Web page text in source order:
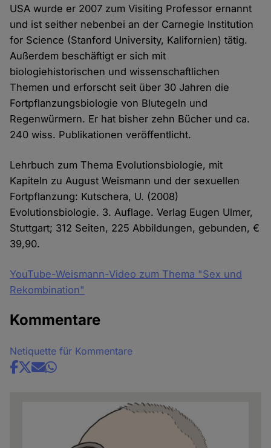
USA wurde er 2007 zum Visiting Professor ernannt
und ist seither nebenbei an der Carnegie Institution
for Science (Stanford University, Kalifornien) tätig.
Außerdem beschäftigt er sich mit
biologiehistorischen und wissenschaftlichen
Themen und erforscht seit über 30 Jahren die
Fortpflanzungsbiologie von Blutegeln und
Regenwürmern. Er hat bisher zehn Bücher und ca.
240 wiss. Publikationen veröffentlicht.
Lehrbuch zum Thema Evolutionsbiologie, mit
Kapiteln zu August Weismann und der sexuellen
Fortpflanzung: Kutschera, U. (2008)
Evolutionsbiologie. 3. Auflage. Verlag Eugen Ulmer,
Stuttgart; 312 Seiten, 225 Abbildungen, gebunden, €
39,90.
YouTube-Weismann-Video zum Thema "Sex und
Rekombination"
Kommentare
Netiquette für Kommentare
Share